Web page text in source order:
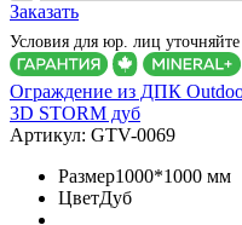
Заказать
Условия для юр. лиц уточняйте
Ограждение из ДПК
3D STORM дуб
Артикул: GTV-0069
Размер1000*1000 мм
ЦветДуб